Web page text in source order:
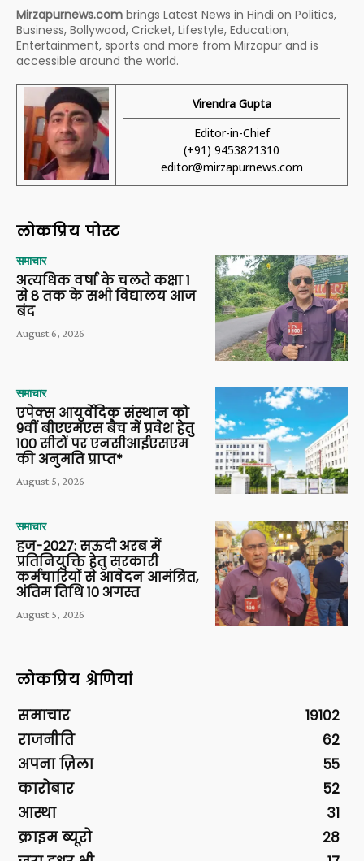
Mirzapurnews.com brings Latest News in Hindi on Politics,
Business, Bollywood, Cricket, Lifestyle, Education,
Entertainment, sports and more from Mirzapur and is
accessible around the world.
Virendra Gupta
Editor-in-Chief
(+91) 9453821310
editor@mirzapurnews.com
लोकप्रिय पोस्ट
समाचार
अत्यधिक वर्षा के चलते कक्षा 1
से 8 तक के सभी विद्यालय आज
बंद
August 6, 2026
समाचार
एपेक्स आयुर्वेदिक संस्थान को
9वीं बीएएमएस बैच में प्रवेश हेतु
100 सीटों पर एनसीआईएसएम
की अनुमति प्राप्त*
August 5, 2026
समाचार
हज-2027: सऊदी अरब में
प्रतिनियुक्ति हेतु सरकारी
कर्मचारियों से आवेदन आमंत्रित,
अंतिम तिथि 10 अगस्त
August 5, 2026
लोकप्रिय श्रेणियां
समाचार
19102
राजनीति
62
अपना ज़िला
55
कारोबार
52
आस्था
31
क्राइम ब्यूरो
28